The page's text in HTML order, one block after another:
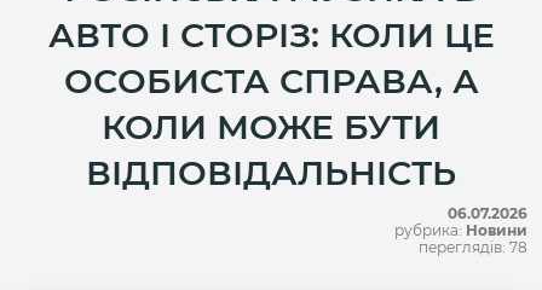
АВТО І СТОРІЗ: КОЛИ ЦЕ
ОСОБИСТА СПРАВА, А
КОЛИ МОЖЕ БУТИ
ВІДПОВІДАЛЬНІСТЬ
06.07.2026
рубрика: Новини
переглядів: 78